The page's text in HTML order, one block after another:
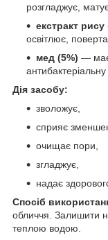
розгладжує,
екстракт рису
освітлює,
мед (5%) — має
антибактеріальну
Дія засобу:
зволожує,
сприяє
очищає пори,
згладжує,
надає
Спосіб
обличчя. Залишити
теплою водою.